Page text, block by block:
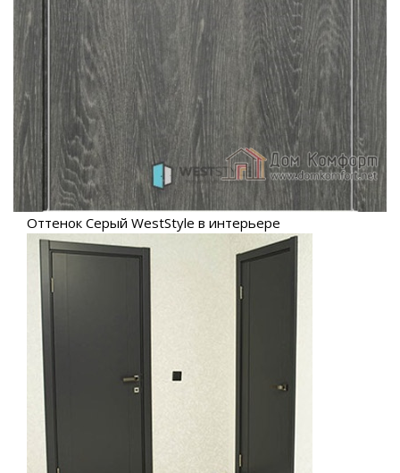
Оттенок Серый WestStyle в интерьере